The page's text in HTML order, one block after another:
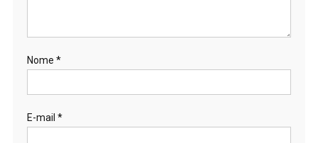
Nome *
E-mail *